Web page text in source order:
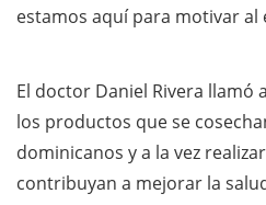
estamos aquí para motivar al
El doctor Daniel Rivera llamó
los productos que se
dominicanos y a la vez
contribuyan a mejorar la